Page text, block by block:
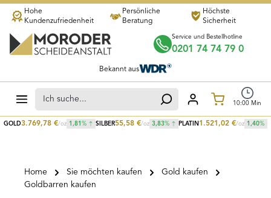
Zum Hauptinhalt springen
GOLD3.769,78 €/oz 1,81 % SILBER55,58 €/oz 3,83% PLATIN 1.521,02 €/oz 1,40%
Hohe
Kundenzufriedenheit
Persönliche
Beratung
Höchste
Sicherheit
Service und Bestellhotline
0201 74 74 79 0
Bekannt aus
10:00 Min
Home Sie möchten kaufen
Gold kaufen
Goldbarren kaufen